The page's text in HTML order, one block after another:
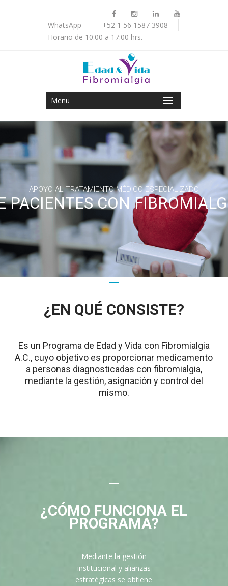
WhatsApp
+52 1 56 1587 3908
Horario de 10:00 a 17:00 hrs.
Menu
APOYO AL TRATAMIENTO MÉDICO ESPECIALIZADO
PACIENTES CON
¿EN QUÉ CONSISTE?
Es un Programa de Edad y Vida con Fibromialgia
A.C., cuyo objetivo es proporcionar medicamento
a personas diagnosticadas con fibromialgia,
mediante la gestión, asignación y control del
mismo.
¿CÓMO FUNCIONA EL
PROGRAMA?
Mediante la gestión
institucional y alianzas
estratégicas se obtiene